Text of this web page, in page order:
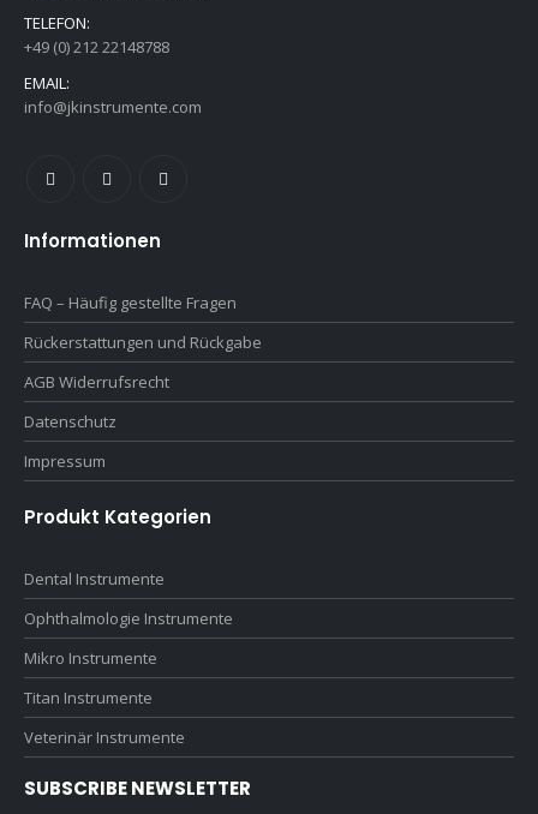
TELEFON:
+49 (0) 212 22148788
EMAIL:
info@jkinstrumente.com
Informationen
FAQ – Häufig gestellte Fragen
Rückerstattungen und Rückgabe
AGB Widerrufsrecht
Datenschutz
Impressum
Produkt Kategorien
Dental Instrumente
Ophthalmologie Instrumente
Mikro Instrumente
Titan Instrumente
Veterinär Instrumente
SUBSCRIBE NEWSLETTER